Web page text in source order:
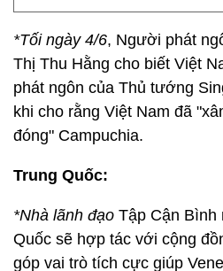
*Tối ngày 4/6, Người phát
Thị Thu Hằng cho biết Việt
phát ngôn của Thủ tướng
khi cho rằng Việt Nam đã
đóng" Campuchia.
Trung Quốc:
*Nhà lãnh đạo Tập Cận Bình
Quốc sẽ hợp tác với cộng
góp vai trò tích cực giúp